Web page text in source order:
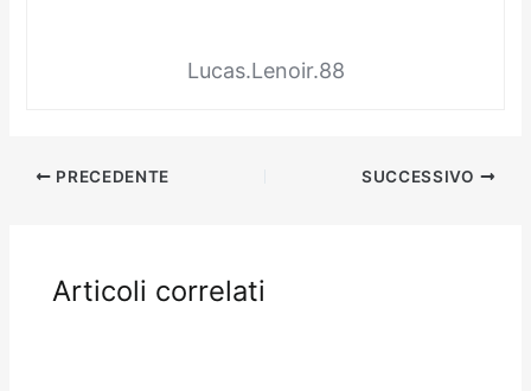
Lucas.Lenoir.88
PRECEDENTE SUCCESSIVO
Articoli correlati